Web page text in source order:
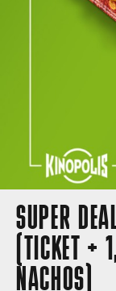
SUPER
(TICKET +
NACHOS)